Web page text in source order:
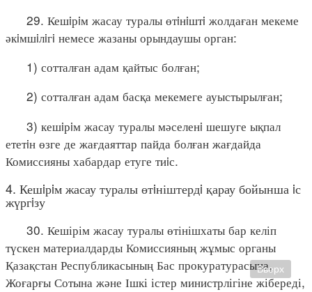
29. Кешiрiм жасау туралы өтiнiштi жолдаған мекеме
әкiмшiлiгi немесе жазаны орындаушы орган:
1) сотталған адам қайтыс болған;
2) сотталған адам басқа мекемеге ауыстырылған;
3) кешiрiм жасау туралы мәселенi шешуге ықпал
ететiн өзге де жағдаяттар пайда болған жағдайда
Комиссияны хабардар етуге тиiс.
4. Кешiрiм жасау туралы өтiніштердi қарау бойынша iс
жүргiзу
30. Кешірім жасау туралы өтінішхаты бар келіп
түскен материалдарды Комиссияның жұмыс органы
Қазақстан Республикасының Бас прокуратурасына,
Жоғарғы Сотына және Ішкі істер министрлігіне жібереді,
Вверх